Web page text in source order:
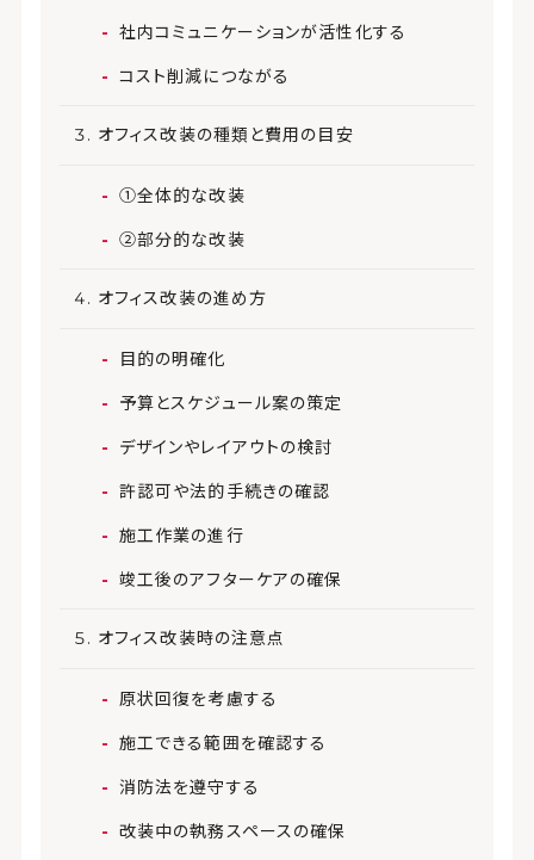
社内コミュニケーションが活性化する
コスト削減につながる
オフィス改装の種類と費用の目安
①全体的な改装
②部分的な改装
オフィス改装の進め方
目的の明確化
予算とスケジュール案の策定
デザインやレイアウトの検討
許認可や法的手続きの確認
施工作業の進行
竣工後のアフターケアの確保
オフィス改装時の注意点
原状回復を考慮する
施工できる範囲を確認する
消防法を遵守する
改装中の執務スペースの確保